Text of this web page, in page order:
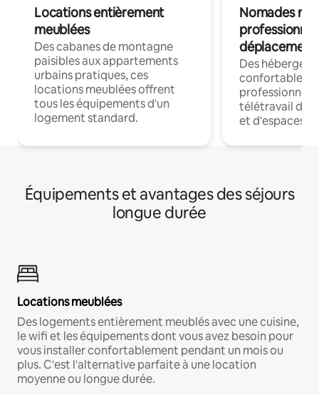
Locations entièrement
meublées
Des cabanes de montagne
paisibles aux appartements
urbains pratiques, ces
locations meublées offrent
tous les équipements d'un
logement standard.
Nomades
déplacement
Des
confortables
professionnels
télétravail
et d'espaces
Équipements et avantages des séjours
longue durée
Locations meublées
Des logements entièrement meublés avec une cuisine,
le wifi et les équipements dont vous avez besoin pour
vous installer confortablement pendant un mois ou
plus. C'est l'alternative parfaite à une location
moyenne ou longue durée.